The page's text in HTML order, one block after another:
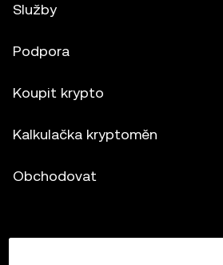
Služby
Podpora
Koupit krypto
Kalkulačka kryptoměn
Obchodovat